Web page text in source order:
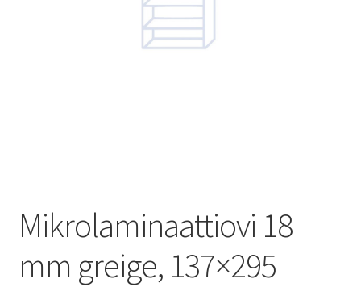
Mikrolaminaattiovi 18
mm greige, 137×295